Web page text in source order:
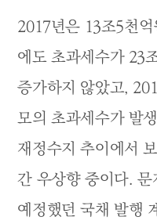
2017년은 13조5천
에도 초과세수가 23
증가하지 않았고,
모의 초과세수가 발
재정수지 추이에서
간 우상향 중이다.
예정했던 국채 발행